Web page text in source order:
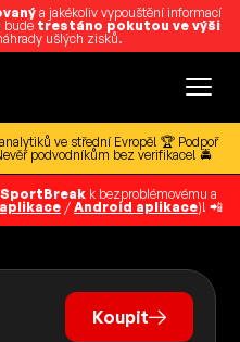
a jakékoliv vypouštění informací
bude trestáno pokutou ve výši
ušlých zisků.
ve střední Evropě! 🏆 Podpoř
podvodníkům bez verifikace! 🚔
k bezproblémovému a
/ Android aplikace)! 📲
Koupit